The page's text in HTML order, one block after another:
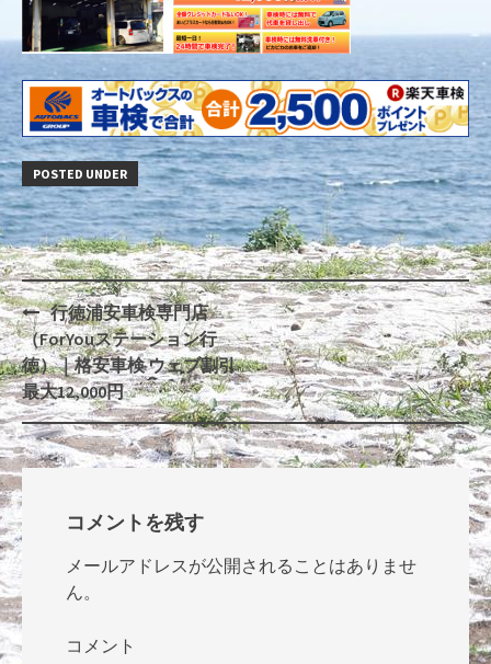
POSTED UNDER
Post
navigation
行徳浦安車検専門店
（ForYouステーション行
徳）｜格安車検 ウェブ割引
最大12,000円
コメントを残す
メールアドレスが公開されることはありませ
ん。
コメント